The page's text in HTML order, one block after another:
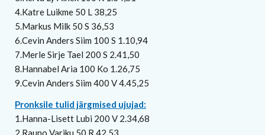
4.Katre Luikme 50 L 38,25
5.Markus Milk 50 S 36,53
6.Cevin Anders Siim 100 S 1.10,94
7.Merle Sirje Tael 200 S 2.41,50
8.Hannabel Aria 100 Ko 1.26,75
9.Cevin Anders Siim 400 V 4.45,25
Pronksile tulid järgmised ujujad:
1.Hanna-Lisett Lubi 200 V 2.34,68